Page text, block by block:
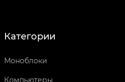
Категории
Моноблоки
Компьютеры